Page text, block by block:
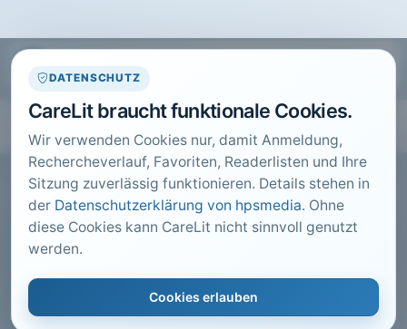
DATENSCHUTZ
CareLit braucht funktionale Cookies.
Wir verwenden Cookies nur, damit Anmeldung,
Rechercheverlauf, Favoriten, Readerlisten und Ihre
Sitzung zuverlässig funktionieren. Details stehen in
der Datenschutzerklärung von hpsmedia. Ohne
diese Cookies kann CareLit nicht sinnvoll genutzt
werden.
Cookies erlauben
CARELIT FACHARTIKEL
Ideen für die Bauplanung
Merker, V.; · Deutsche Hebammen Zeitschrift,
Hannover · 2014 · Heft 6 · S. 88 bis 91